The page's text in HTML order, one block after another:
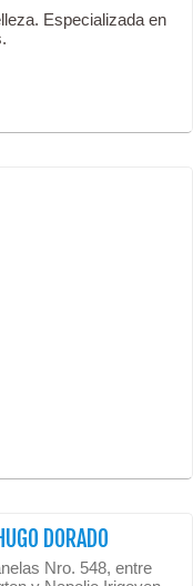
Especializada en
DORADO
Nro. 548, entre